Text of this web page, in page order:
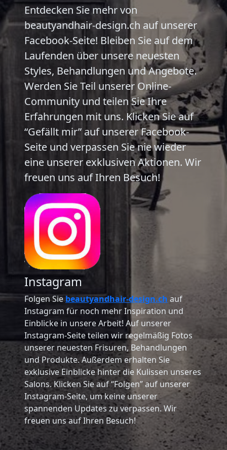
Entdecken Sie mehr von
beautyandhair-design.ch auf unserer
Facebook-Seite! Bleiben Sie auf dem
Laufenden über unsere neuesten
Styles, Behandlungen und Angebote.
Werden Sie Teil unserer Online-
Community und teilen Sie Ihre
Erfahrungen mit uns. Klicken Sie auf
“Gefällt mir” auf unserer Facebook-
Seite und verpassen Sie nie wieder
eine unserer exklusiven Aktionen. Wir
freuen uns auf Ihren Besuch!
Instagram
Folgen Sie beautyandhair-design.ch auf
Instagram für noch mehr Inspiration und
Einblicke in unsere Arbeit! Auf unserer
Instagram-Seite teilen wir regelmäßig Fotos
unserer neuesten Frisuren, Behandlungen
und Produkte. Außerdem erhalten Sie
exklusive Einblicke hinter die Kulissen unseres
Salons. Klicken Sie auf “Folgen” auf unserer
Instagram-Seite, um keine unserer
spannenden Updates zu verpassen. Wir
freuen uns auf Ihren Besuch!